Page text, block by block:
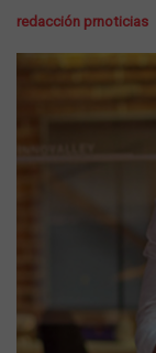
redacción prnoticias